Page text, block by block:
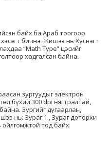
байх ба Араб тоогоор
бичнэ. Жишээ нь Хүснэгт
“Math Type” цэсийг
хадгалсан байна.
зургуудыг электрон
бүхий 300 dpi нягтралтай,
Зургийг дугаарлан,
нь: Зураг 1., Зураг доторхи
ойлгомжтой тод байх.